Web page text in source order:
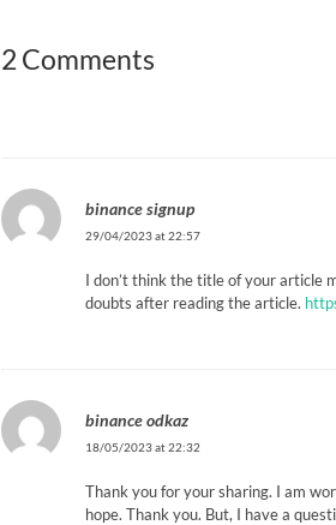
2 Comments
binance signup
29/04/2023 at 22:57
I don’t think the title of your article
doubts after reading the article.
binance odkaz
18/05/2023 at 22:32
Thank you for your sharing. I am
hope. Thank you. But, I have a